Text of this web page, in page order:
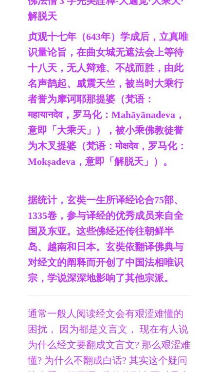
解脱天
贞观十七年（643年）学成后，立真唯
识量论旨，在曲女城无遮法会上等待
十八天，无人辩难、不战而胜，由此
名声鹊起、威震天竺，被当时大乘行
者誉为摩诃耶那提婆（梵语：
महायानदेव，罗马化：Mahāyānadeva，
意即「大乘天」），被小乘佛教徒誉
为木叉提婆（梵语：मोक्षदेव，罗马化：
Mokṣadeva，意即「解脱天」）。
据统计，玄奘一生所译经论合75部、
1335卷，参与译经的优秀成员来自全
国及东亚。这些佛经还传往朝鲜半
岛、越南和日本。玄奘依翻译佛典与
对经文的阐释而开创了中国法相唯识
宗，学说深深地影响了其他宗派。
通常一般人阅读经文会有艰涩难懂的
困扰， 因为都是文言文， 现在有人说
为什么经文要翻成文言文? 那么艰涩难
懂? 为什么不翻成白话? 其实这个疑问